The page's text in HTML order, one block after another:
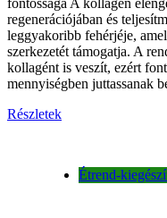
regenerációjában és
leggyakoribb fehérjéje,
szerkezetét támogatja. A
kollagént is veszít, ezért
mennyiségben juttassanak
Részletek
Étrend-